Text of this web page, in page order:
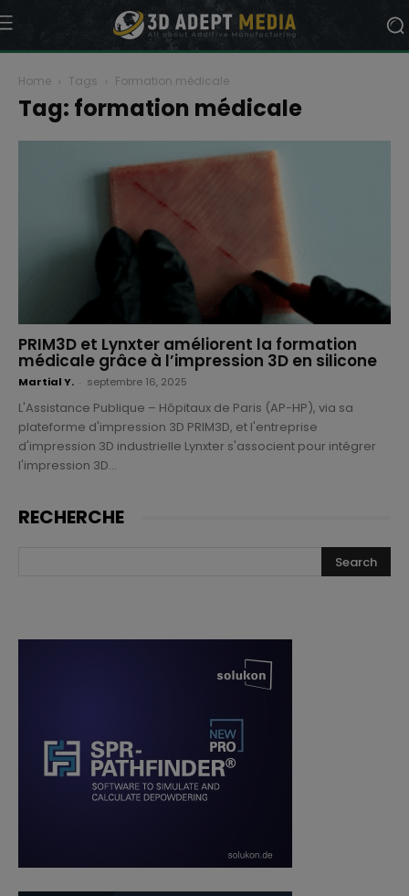
Home Tags Formation médicale
Tag: formation médicale
PRIM3D et Lynxter améliorent la formation
médicale grâce à l’impression 3D en silicone
Martial Y. septembre 16, 2025
L'Assistance Publique – Hôpitaux de Paris (AP-HP), via sa
plateforme d'impression 3D PRIM3D, et l'entreprise
d'impression 3D industrielle Lynxter s'associent pour intégrer
l'impression 3D...
RECHERCHE